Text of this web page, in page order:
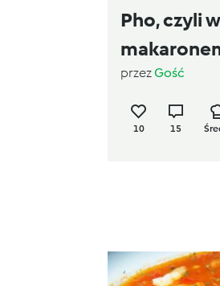
Pho, czyli
przezGość
10 15